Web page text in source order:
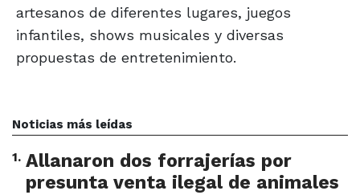
artesanos de diferentes lugares, juegos
infantiles, shows musicales y diversas
propuestas de entretenimiento.
Noticias más leídas
1. Allanaron dos forrajerías por
presunta venta ilegal de animales